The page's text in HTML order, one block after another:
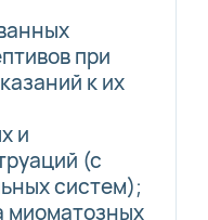
при
к их
и
(с
систем);
миоматозных